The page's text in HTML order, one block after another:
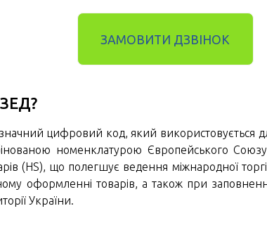
ЗАМОВИТИ ДЗВІНОК
цифровий код, який використовується для
номенклатурою Європейського
(HS), що полегшує ведення міжнародної
оформленні товарів, а також при
України.